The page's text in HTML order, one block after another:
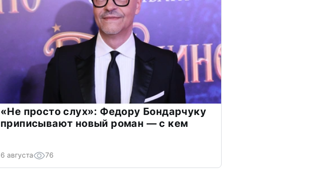
«Не просто слух»: Федору Бондарчуку
приписывают новый роман — с кем
6 августа 76